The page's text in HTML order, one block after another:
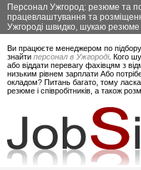
Персонал Ужгород: резюме та
працевлаштування та
Ужгороді швидко, шукаю резюме
Ви працюєте менеджером по
знайти персонал в Ужгороді. Кого
або віддати перевагу фахівцям з
низьким рівнем зарплати Або
окладом? Питань багато, тому
резюме і співробітників, а також